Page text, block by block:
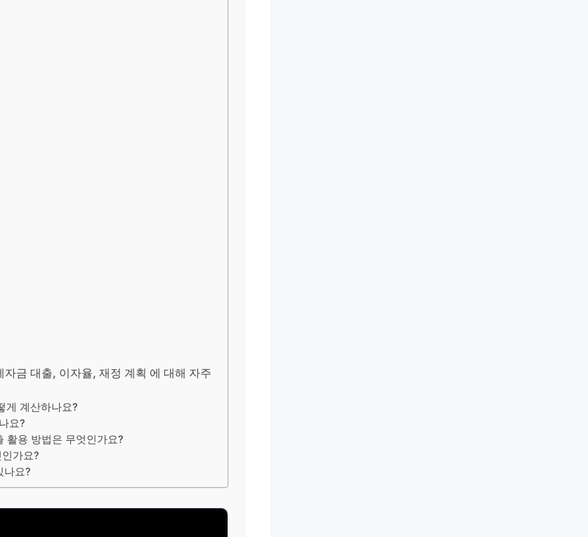
금 대출, 이자율, 재정 계획 에 대해 자주
게 계산하나요?
요?
활용 방법은 무엇인가요?
가요?
나요?